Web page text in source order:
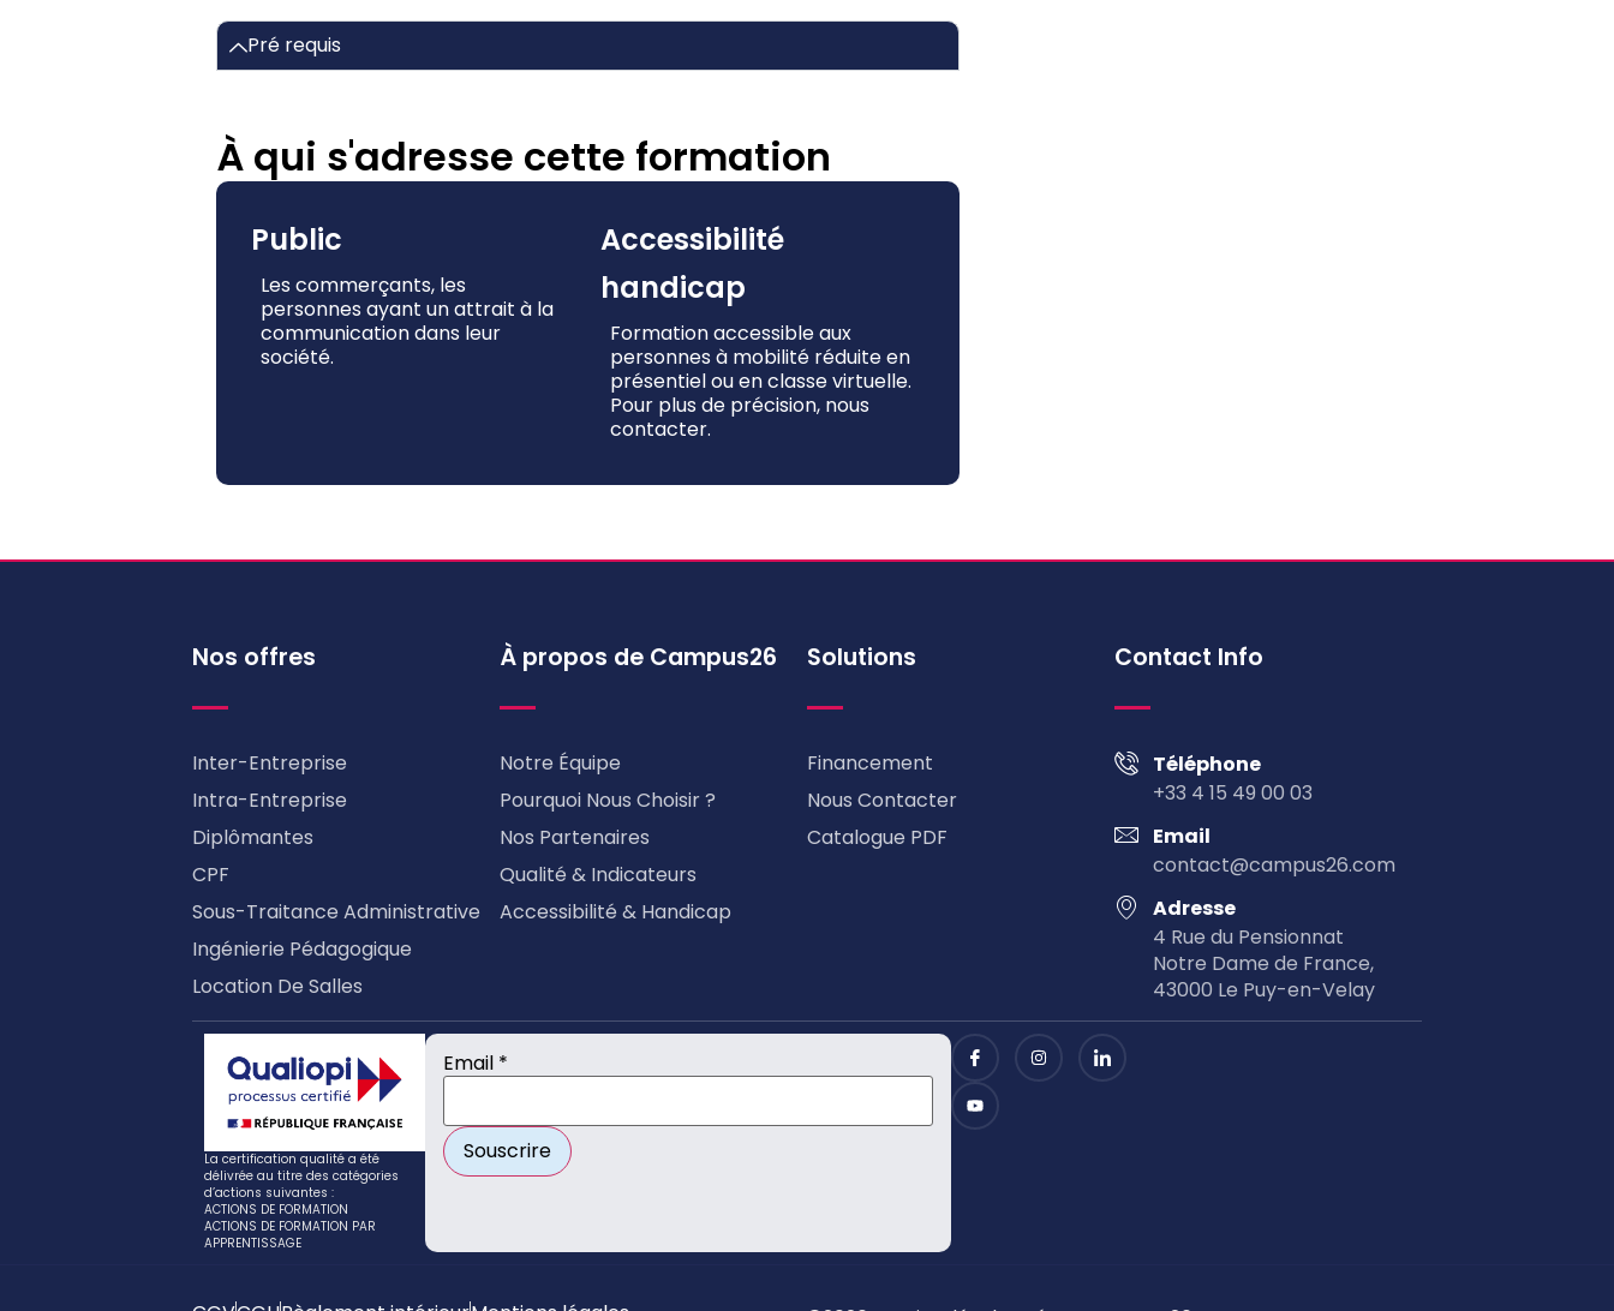
Pré requis
À qui s'adresse cette formation
Public
Les commerçants, les
personnes ayant un attrait à la
communication dans leur
société.
Accessibilité
handicap
Formation accessible aux
personnes à mobilité réduite en
présentiel ou en classe virtuelle.
Pour plus de précision, nous
contacter.
Nos offres
Inter-Entreprise
Intra-Entreprise
Diplômantes
CPF
Sous-Traitance Administrative
Ingénierie Pédagogique
Location De Salles
À propos de Campus26
Notre Équipe
Pourquoi Nous Choisir ?
Nos Partenaires
Qualité & Indicateurs
Accessibilité & Handicap
Solutions
Financement
Nous Contacter
Catalogue PDF
Contact Info
Téléphone
+33 4 15 49 00 03
Email
contact@campus26.com
Adresse
4 Rue du Pensionnat
Notre Dame de France,
43000 Le Puy-en-Velay
La certification qualité a été
délivrée au titre des catégories
d’actions suivantes :
ACTIONS DE FORMATION
ACTIONS DE FORMATION PAR
APPRENTISSAGE
Email *